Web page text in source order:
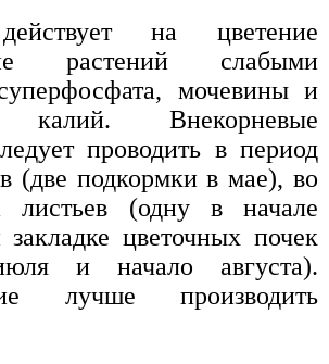
на цветение
растений слабыми
мочевины и
калий. Внекорневые
проводить в период
(две подкормки в мае), во
листьев (одну в начале
цветочных почек
и начало августа).
лучше производить